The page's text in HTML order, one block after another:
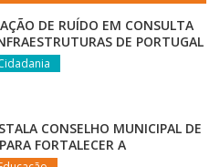
DE RUÍDO EM CONSULTA
DE PORTUGAL
CONSELHO MUNICIPAL DE
FORTALECER A
EDUCATIVA DO CONCELHO